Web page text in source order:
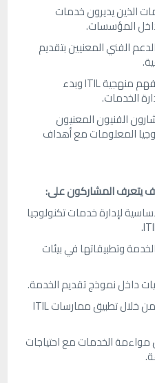
الذين يديرون خدمات
المؤسسات.
الفني المعنيين بتقديم
المهنيون الراغبون في فهم منهجية ITIL وبدء
الخدمات.
الفنيون المعنيون
المعلومات مع أهداف
يتعرف المشاركون على:
لإدارة خدمات تكنولوجيا
وتطبيقاتها في بيئات
داخل نموذج تقديم الخدمة.
تحسين جودة الخدمات من خلال تطبيق ممارسات ITIL
مواءمة الخدمات مع احتياجات